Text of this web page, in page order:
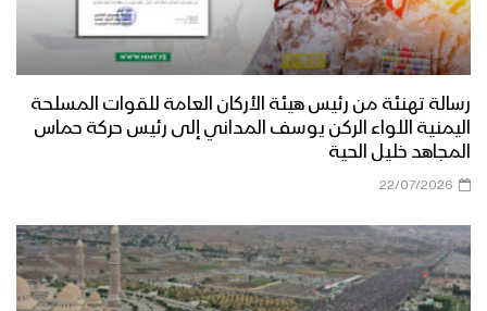
رسالة تهنئة من رئيس هيئة الأركان العامة للقوات المسلحة
اليمنية اللواء الركن يوسف المداني إلى رئيس حركة حماس
المجاهد خليل الحية
22/07/2026